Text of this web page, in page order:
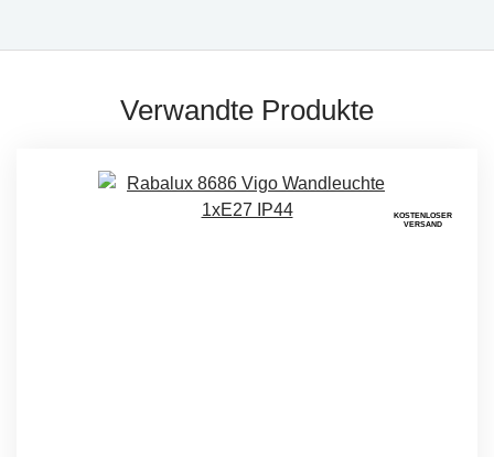
Verwandte Produkte
KOSTENLOSER
VERSAND